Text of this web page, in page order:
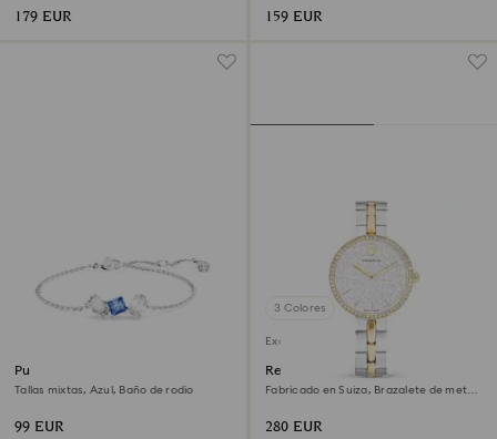
179 EUR 159 EUR
Pulsera Mesmera
Tallas mixtas, Azul, Baño de rodio
99 EUR
3 Colores
Exclusivo online
Reloj Cosmopolitan
Fabricado en Suiza, Brazalete de metal,
280 EUR